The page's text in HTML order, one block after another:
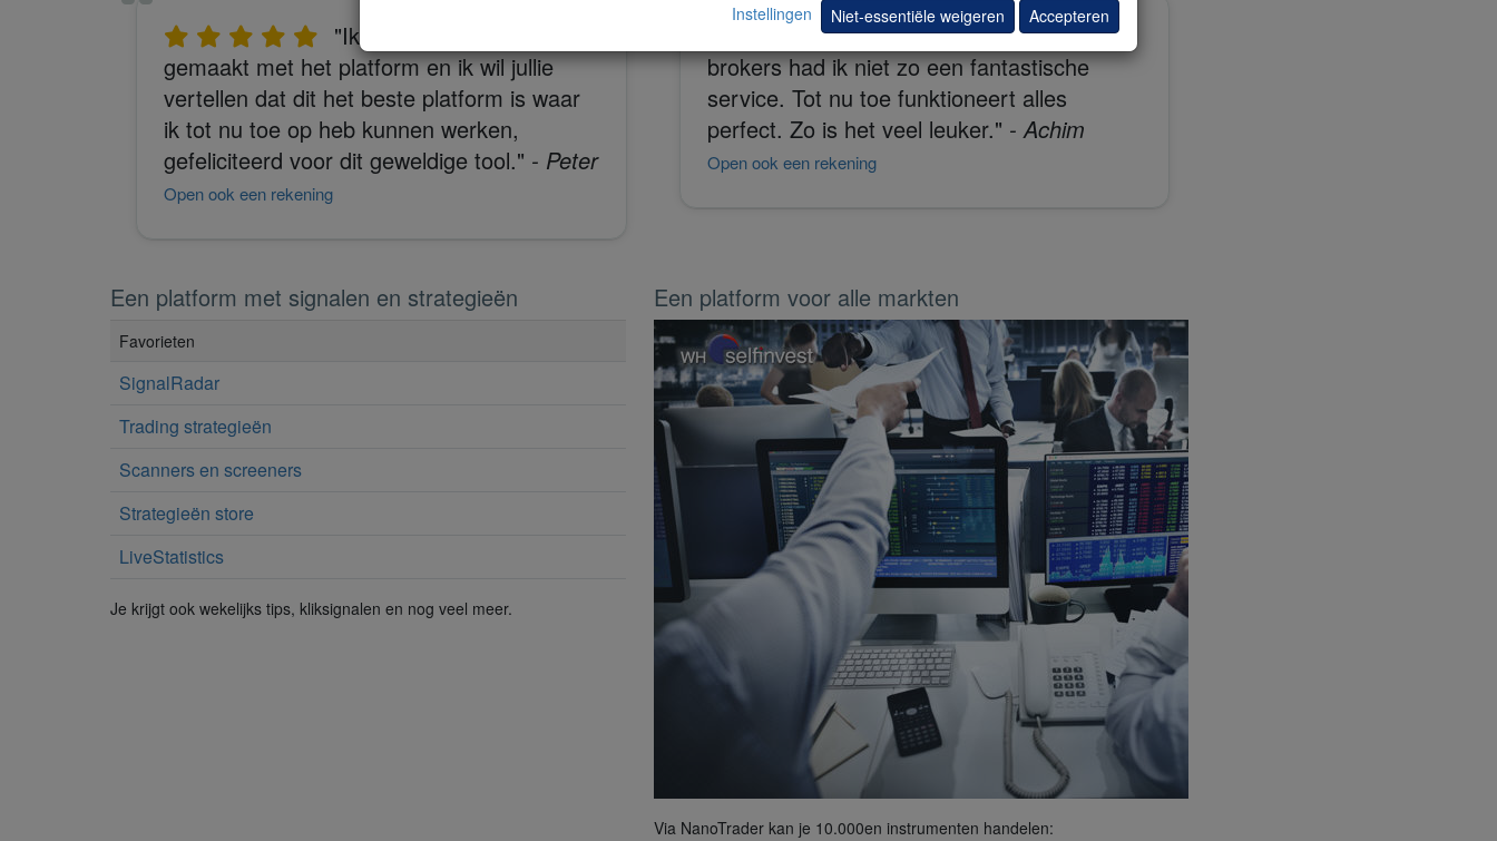
"Ik heb me al vertrouwd
gemaakt met het platform en ik wil jullie
vertellen dat dit het beste platform is waar
ik tot nu toe op heb kunnen werken,
gefeliciteerd voor dit geweldige tool." - Peter
Open ook een rekening
"Bij mijn twee vorige
brokers had ik niet zo een fantastische
service. Tot nu toe funktioneert alles
perfect. Zo is het veel leuker." - Achim
Open ook een rekening
Een platform met signalen en strategieën
Favorieten
SignalRadar
Trading strategieën
Scanners en screeners
Strategieën store
LiveStatistics
Je krijgt ook wekelijks tips, kliksignalen en nog veel meer.
Een platform voor alle markten
Via NanoTrader kan je 10.000en instrumenten handelen:
Instellingen
Niet-essentiële weigeren Accepteren